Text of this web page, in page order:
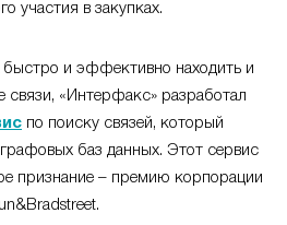
участия в закупках.
и эффективно находить и
связи, «Интерфакс» разработал
по поиску связей, который
графовых баз данных. Этот сервис
признание – премию корпорации